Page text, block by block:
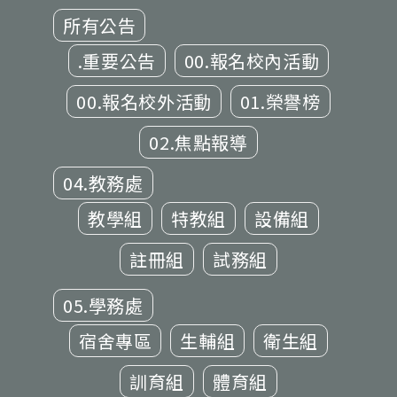
所有公告
.重要公告
00.報名校內活動
00.報名校外活動
01.榮譽榜
02.焦點報導
04.教務處
教學組
特教組
設備組
註冊組
試務組
05.學務處
宿舍專區
生輔組
衛生組
訓育組
體育組